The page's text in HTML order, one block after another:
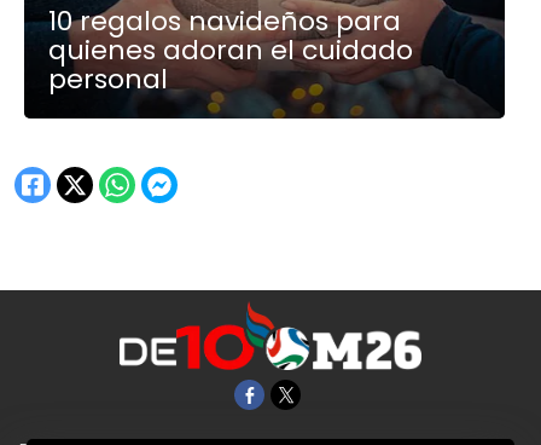
10 regalos navideños para
quienes adoran el cuidado
personal